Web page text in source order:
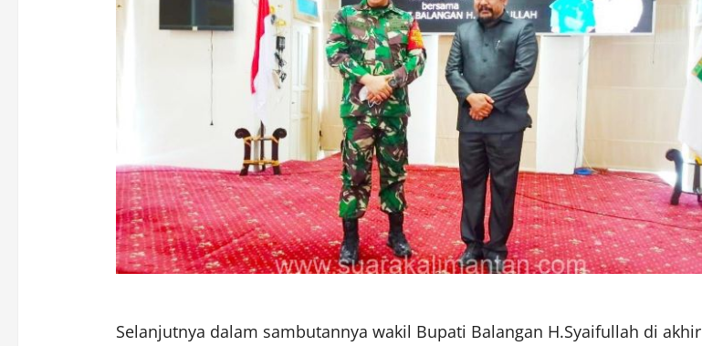
Selanjutnya dalam sambutannya wakil Bupati Balangan H.Syaifullah di akhir